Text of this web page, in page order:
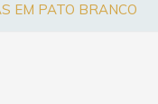
EM PATO BRANCO